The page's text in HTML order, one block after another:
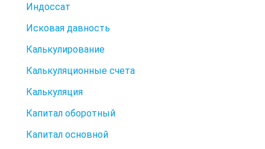
Индоссат
Исковая давность
Калькулирование
Калькуляционные счета
Калькуляция
Капитал оборотный
Капитал основной